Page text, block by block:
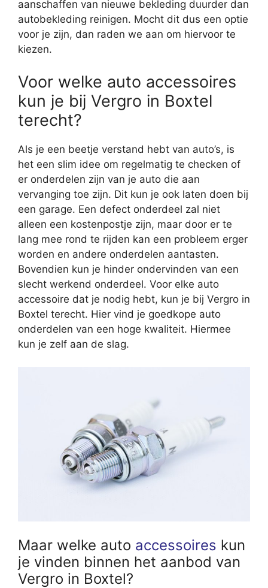
aanschaffen van nieuwe bekleding duurder dan
autobekleding reinigen. Mocht dit dus een optie
voor je zijn, dan raden we aan om hiervoor te
kiezen.
Voor welke auto accessoires
kun je bij Vergro in Boxtel
terecht?
Als je een beetje verstand hebt van auto’s, is
het een slim idee om regelmatig te checken of
er onderdelen zijn van je auto die aan
vervanging toe zijn. Dit kun je ook laten doen bij
een garage. Een defect onderdeel zal niet
alleen een kostenpostje zijn, maar door er te
lang mee rond te rijden kan een probleem erger
worden en andere onderdelen aantasten.
Bovendien kun je hinder ondervinden van een
slecht werkend onderdeel. Voor elke auto
accessoire dat je nodig hebt, kun je bij Vergro in
Boxtel terecht. Hier vind je goedkope auto
onderdelen van een hoge kwaliteit. Hiermee
kun je zelf aan de slag.
Maar welke auto accessoires kun
je vinden binnen het aanbod van
Vergro in Boxtel?